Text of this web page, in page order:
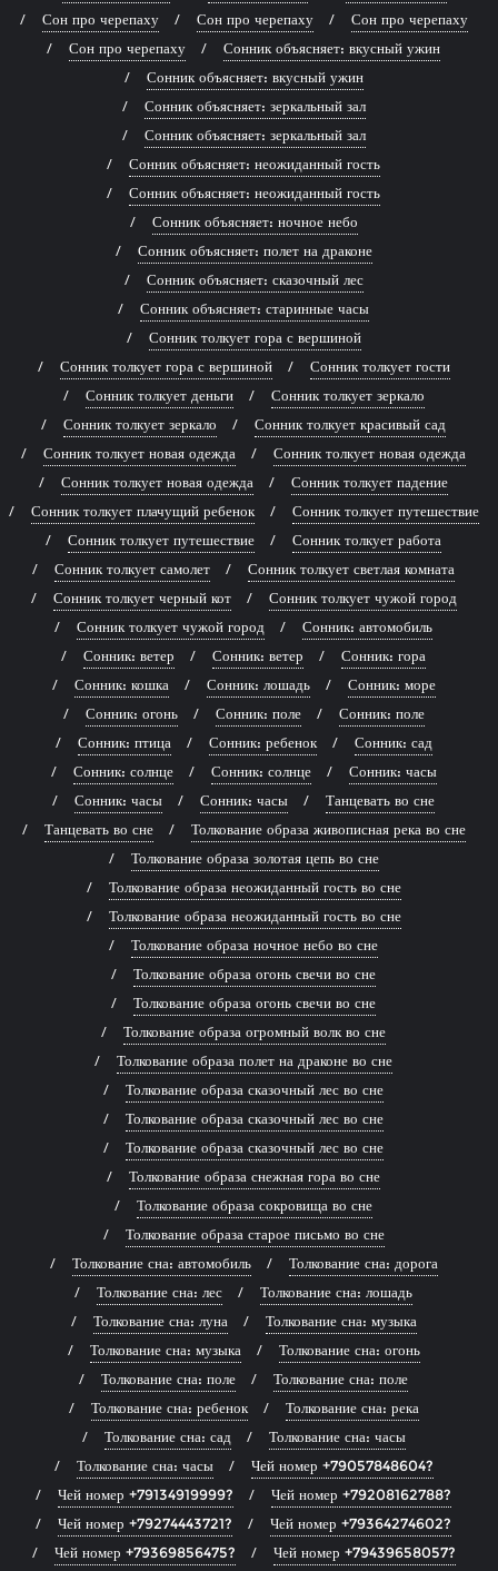
Сон про черепаху
Сон про черепаху
Сон про черепаху
Сон про черепаху
Сонник объясняет: вкусный ужин
Сонник объясняет: вкусный ужин
Сонник объясняет: зеркальный зал
Сонник объясняет: зеркальный зал
Сонник объясняет: неожиданный гость
Сонник объясняет: неожиданный гость
Сонник объясняет: ночное небо
Сонник объясняет: полет на драконе
Сонник объясняет: сказочный лес
Сонник объясняет: старинные часы
Сонник толкует гора с вершиной
Сонник толкует гора с вершиной
Сонник толкует гости
Сонник толкует деньги
Сонник толкует зеркало
Сонник толкует зеркало
Сонник толкует красивый сад
Сонник толкует новая одежда
Сонник толкует новая одежда
Сонник толкует новая одежда
Сонник толкует падение
Сонник толкует плачущий ребенок
Сонник толкует путешествие
Сонник толкует путешествие
Сонник толкует работа
Сонник толкует самолет
Сонник толкует светлая комната
Сонник толкует черный кот
Сонник толкует чужой город
Сонник толкует чужой город
Сонник: автомобиль
Сонник: ветер
Сонник: ветер
Сонник: гора
Сонник: кошка
Сонник: лошадь
Сонник: море
Сонник: огонь
Сонник: поле
Сонник: поле
Сонник: птица
Сонник: ребенок
Сонник: сад
Сонник: солнце
Сонник: солнце
Сонник: часы
Сонник: часы
Сонник: часы
Танцевать во сне
Танцевать во сне
Толкование образа живописная река во сне
Толкование образа золотая цепь во сне
Толкование образа неожиданный гость во сне
Толкование образа неожиданный гость во сне
Толкование образа ночное небо во сне
Толкование образа огонь свечи во сне
Толкование образа огонь свечи во сне
Толкование образа огромный волк во сне
Толкование образа полет на драконе во сне
Толкование образа сказочный лес во сне
Толкование образа сказочный лес во сне
Толкование образа сказочный лес во сне
Толкование образа снежная гора во сне
Толкование образа сокровища во сне
Толкование образа старое письмо во сне
Толкование сна: автомобиль
Толкование сна: дорога
Толкование сна: лес
Толкование сна: лошадь
Толкование сна: луна
Толкование сна: музыка
Толкование сна: музыка
Толкование сна: огонь
Толкование сна: поле
Толкование сна: поле
Толкование сна: ребенок
Толкование сна: река
Толкование сна: сад
Толкование сна: часы
Толкование сна: часы
Чей номер +79057848604?
Чей номер +79134919999?
Чей номер +79208162788?
Чей номер +79274443721?
Чей номер +79364274602?
Чей номер +79369856475?
Чей номер +79439658057?